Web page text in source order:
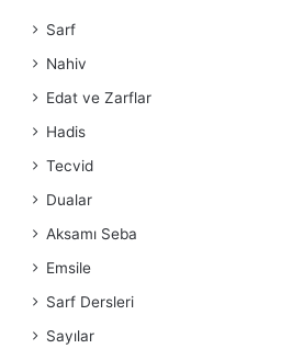
Sarf
Nahiv
Edat ve Zarflar
Hadis
Tecvid
Dualar
Aksamı Seba
Emsile
Sarf Dersleri
Sayılar